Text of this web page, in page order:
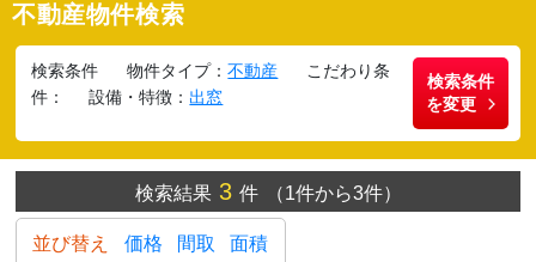
不動産物件検索
検索条件 物件タイプ：不動産
こだわり条
件：
設備・特徴：出窓
検索条件
を変更
検索結果3 件 （1件から3件）
並び替え 価格 間取 面積